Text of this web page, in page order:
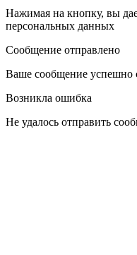
Нажимая на кнопку, вы
персональных данных
Сообщение отправлено
Ваше сообщение успешно
Возникла ошибка
Не удалось отправить